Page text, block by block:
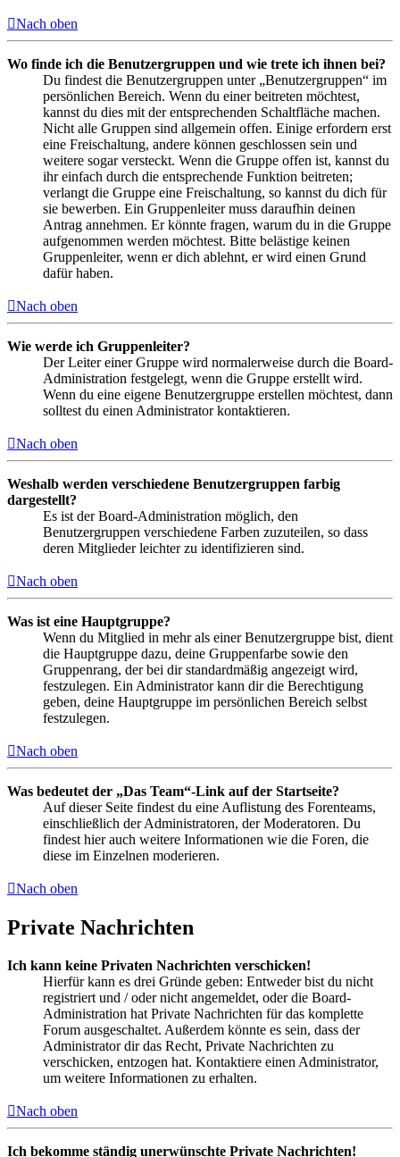
Nach oben
Wo finde ich die Benutzergruppen und wie trete ich ihnen bei?
Du findest die Benutzergruppen unter „Benutzergruppen“ im
persönlichen Bereich. Wenn du einer beitreten möchtest,
kannst du dies mit der entsprechenden Schaltfläche machen.
Nicht alle Gruppen sind allgemein offen. Einige erfordern erst
eine Freischaltung, andere können geschlossen sein und
weitere sogar versteckt. Wenn die Gruppe offen ist, kannst du
ihr einfach durch die entsprechende Funktion beitreten;
verlangt die Gruppe eine Freischaltung, so kannst du dich für
sie bewerben. Ein Gruppenleiter muss daraufhin deinen
Antrag annehmen. Er könnte fragen, warum du in die Gruppe
aufgenommen werden möchtest. Bitte belästige keinen
Gruppenleiter, wenn er dich ablehnt, er wird einen Grund
dafür haben.
Nach oben
Wie werde ich Gruppenleiter?
Der Leiter einer Gruppe wird normalerweise durch die Board-
Administration festgelegt, wenn die Gruppe erstellt wird.
Wenn du eine eigene Benutzergruppe erstellen möchtest, dann
solltest du einen Administrator kontaktieren.
Nach oben
Weshalb werden verschiedene Benutzergruppen farbig
dargestellt?
Es ist der Board-Administration möglich, den
Benutzergruppen verschiedene Farben zuzuteilen, so dass
deren Mitglieder leichter zu identifizieren sind.
Nach oben
Was ist eine Hauptgruppe?
Wenn du Mitglied in mehr als einer Benutzergruppe bist, dient
die Hauptgruppe dazu, deine Gruppenfarbe sowie den
Gruppenrang, der bei dir standardmäßig angezeigt wird,
festzulegen. Ein Administrator kann dir die Berechtigung
geben, deine Hauptgruppe im persönlichen Bereich selbst
festzulegen.
Nach oben
Was bedeutet der „Das Team“-Link auf der Startseite?
Auf dieser Seite findest du eine Auflistung des Forenteams,
einschließlich der Administratoren, der Moderatoren. Du
findest hier auch weitere Informationen wie die Foren, die
diese im Einzelnen moderieren.
Nach oben
Private Nachrichten
Ich kann keine Privaten Nachrichten verschicken!
Hierfür kann es drei Gründe geben: Entweder bist du nicht
registriert und / oder nicht angemeldet, oder die Board-
Administration hat Private Nachrichten für das komplette
Forum ausgeschaltet. Außerdem könnte es sein, dass der
Administrator dir das Recht, Private Nachrichten zu
verschicken, entzogen hat. Kontaktiere einen Administrator,
um weitere Informationen zu erhalten.
Nach oben
Ich bekomme ständig unerwünschte Private Nachrichten!